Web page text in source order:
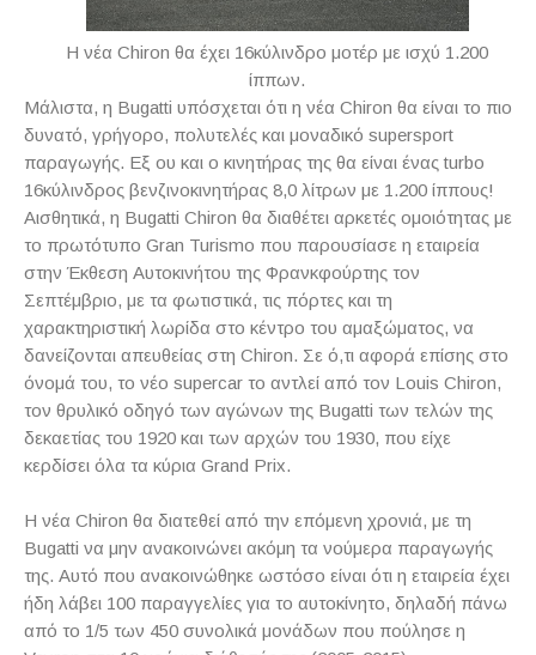
Η νέα Chiron θα έχει 16κύλινδρο μοτέρ με ισχύ 1.200
ίππων.
Μάλιστα, η Bugatti υπόσχεται ότι η νέα Chiron θα είναι το πιο
δυνατό, γρήγορο, πολυτελές και μοναδικό supersport
παραγωγής. Εξ ου και ο κινητήρας της θα είναι έναςturbo
16κύλινδρος βενζινοκινητήρας 8,0 λίτρων με 1.200 ίππους!
Αισθητικά, η Bugatti Chiron θα διαθέτει αρκετές ομοιότητας με
το πρωτότυπο Gran Turismo που παρουσίασε η εταιρεία
στην Έκθεση Αυτοκινήτου της Φρανκφούρτης τον
Σεπτέμβριο, με τα φωτιστικά, τις πόρτες και τη
χαρακτηριστική λωρίδα στο κέντρο του αμαξώματος, να
δανείζονται απευθείας στη Chiron. Σε ό,τι αφορά επίσης στο
όνομά του, το νέο supercar το αντλεί από τον Louis Chiron,
τον θρυλικό οδηγό των αγώνων της Bugatti των τελών της
δεκαετίας του 1920 και των αρχών του 1930, που είχε
κερδίσει όλα τα κύρια Grand Prix.
Η νέα Chiron θα διατεθεί από την επόμενη χρονιά, με τη
Bugatti να μην ανακοινώνει ακόμη τα νούμερα παραγωγής
της. Αυτό που ανακοινώθηκε ωστόσο είναι ότι η εταιρεία έχει
ήδη λάβει 100 παραγγελίες για το αυτοκίνητο, δηλαδή πάνω
από το 1/5 των 450 συνολικά μονάδων που πούλησε η